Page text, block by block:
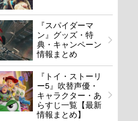
『スパイダーマ
ン』グッズ・特
典・キャンペーン
情報まとめ
『トイ・ストーリ
ー5』吹替声優・
キャラクター・あ
らすじ一覧【最新
情報まとめ】